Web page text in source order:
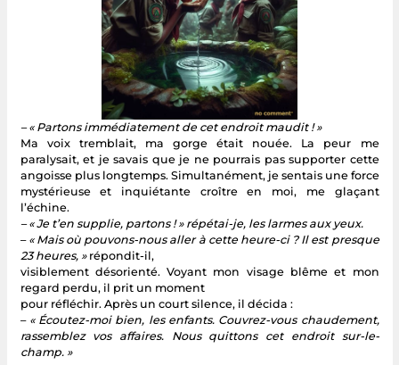
– « Partons immédiatement de cet endroit maudit ! »
Ma voix tremblait, ma gorge était nouée. La peur me
paralysait, et je savais que je ne pourrais pas supporter cette
angoisse plus longtemps. Simultanément, je sentais une force
mystérieuse et inquiétante croître en moi, me glaçant
l’échine.
– « Je t’en supplie, partons ! » répétai-je, les larmes aux yeux.
– « Mais où pouvons-nous aller à cette heure-ci ? Il est presque
23 heures, »répondit-il,
visiblement désorienté. Voyant mon visage blême et mon
regard perdu, il prit un moment
pour réfléchir. Après un court silence, il décida :
–« Écoutez-moi bien, les enfants. Couvrez-vous chaudement,
rassemblez vos affaires. Nous quittons cet endroit sur-le-
champ. »